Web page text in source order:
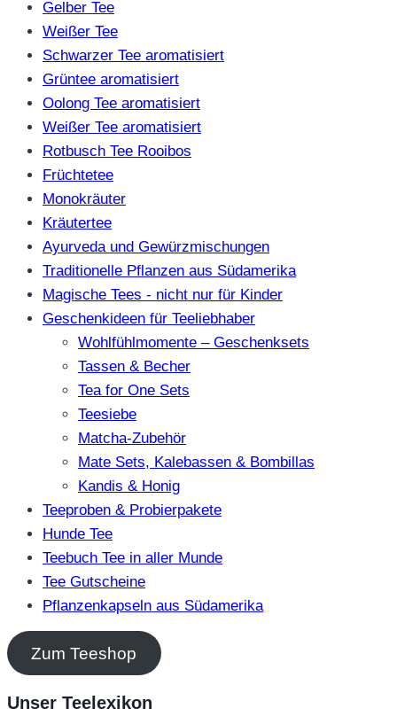
Gelber Tee
Weißer Tee
Schwarzer Tee aromatisiert
Grüntee aromatisiert
Oolong Tee aromatisiert
Weißer Tee aromatisiert
Rotbusch Tee Rooibos
Früchtetee
Monokräuter
Kräutertee
Ayurveda und Gewürzmischungen
Traditionelle Pflanzen aus Südamerika
Magische Tees - nicht nur für Kinder
Geschenkideen für Teeliebhaber
Wohlfühlmomente – Geschenksets
Tassen & Becher
Tea for One Sets
Teesiebe
Matcha-Zubehör
Mate Sets, Kalebassen & Bombillas
Kandis & Honig
Teeproben & Probierpakete
Hunde Tee
Teebuch Tee in aller Munde
Tee Gutscheine
Pflanzenkapseln aus Südamerika
Zum Teeshop
Unser Teelexikon